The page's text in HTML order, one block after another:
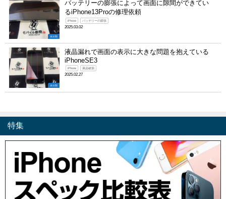
未分類
バッテリーの膨張によって画面に隙間ができてい
るiPhone13Proの修理依頼
iPhone バッテリーの膨張
2025.03.02
未分類
液晶漏れで画面の表示に大きな問題を抱えている
iPhoneSE3
iPhone 液晶破損
2025.02.27
特集